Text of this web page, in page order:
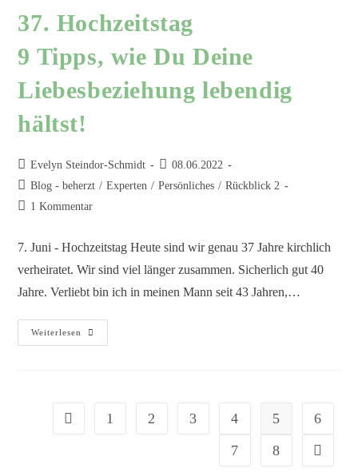
37. Hochzeitstag
9 Tipps, wie Du Deine
Liebesbeziehung lebendig
hältst!
Evelyn Steindor-Schmidt
08.06.2022
Blog - beherzt / Experten / Persönliches / Rückblick 2
1 Kommentar
7. Juni - Hochzeitstag Heute sind wir genau 37 Jahre kirchlich
verheiratet. Wir sind viel länger zusammen. Sicherlich gut 40
Jahre. Verliebt bin ich in meinen Mann seit 43 Jahren,…
Weiterlesen
1 2 3 4 5
6
7
8